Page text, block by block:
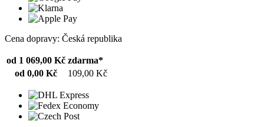
Cena dopravy: Česká republika
od 1 069,00 Kč zdarma*
od 0,00 Kč
109,00 Kč